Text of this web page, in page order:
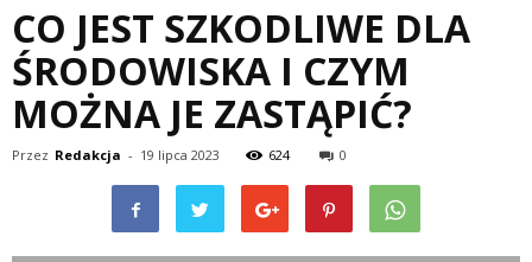
CO JEST SZKODLIWE DLA
ŚRODOWISKA I CZYM
MOŻNA JE ZASTĄPIĆ?
Przez Redakcja - 19 lipca 2023 624 0